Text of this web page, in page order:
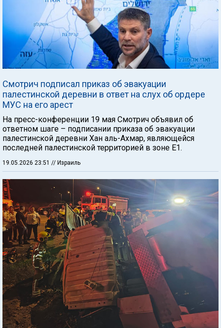
Смотрич подписал приказ об эвакуации
палестинской деревни в ответ на слух об ордере
МУС на его арест
На пресс-конференции 19 мая Смотрич объявил об
ответном шаге – подписании приказа об эвакуации
палестинской деревни Хан аль-Ахмар, являющейся
последней палестинской территорией в зоне Е1.
19.05.2026 23:51 // Израиль